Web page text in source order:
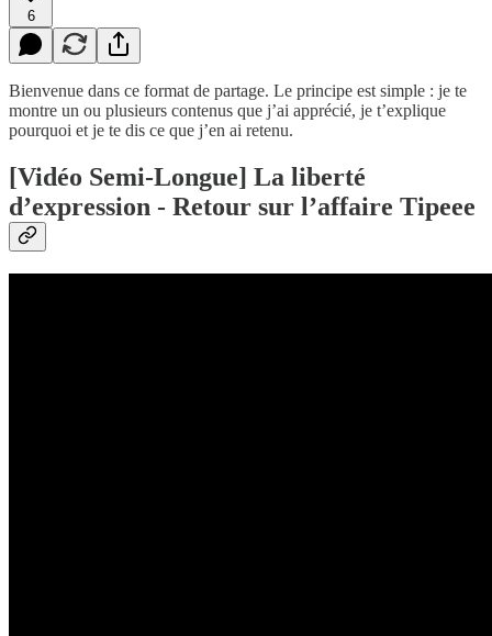
6
Bienvenue dans ce format de partage. Le principe est simple : je te
montre un ou plusieurs contenus que j’ai apprécié, je t’explique
pourquoi et je te dis ce que j’en ai retenu.
[Vidéo Semi-Longue] La liberté
d’expression - Retour sur l’affaire Tipeee